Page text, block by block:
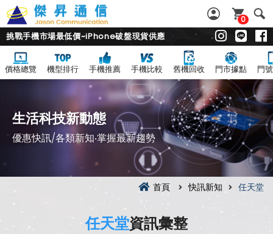
0
挑戰手機市場最低價~iPhone破盤現貨供應
價格總覽 機型排行 手機推薦 手機比較 舊機回收 門市據點 門
生活科技新動態
優惠快訊/各類新知‧掌握最新趨勢
首頁 快訊新知 任天堂
任天堂資訊彙整